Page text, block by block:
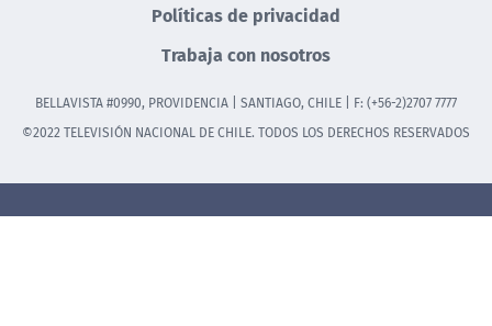
Políticas de privacidad
Trabaja con nosotros
BELLAVISTA #0990, PROVIDENCIA | SANTIAGO, CHILE | F: (+56-2)2707 7777
©2022 TELEVISIÓN NACIONAL DE CHILE. TODOS LOS DERECHOS RESERVADOS